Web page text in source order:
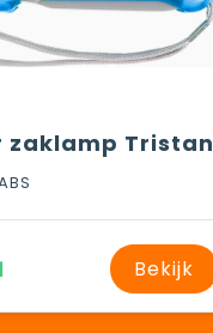
zaklamp Tristan
Bekijk